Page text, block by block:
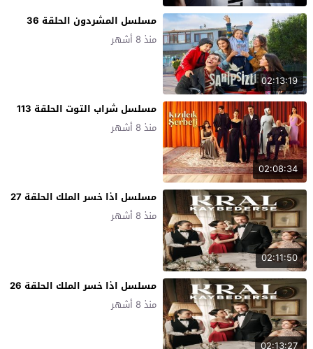
02:13:19
مسلسل المشردون الحلقة 36
منذ 8 أشهر
02:08:34
مسلسل شراب التوت الحلقة 113
منذ 8 أشهر
02:11:50
مسلسل اذا خسر الملك الحلقة 27
منذ 8 أشهر
مسلسل اذا خسر الملك الحلقة 26
منذ 8 أشهر